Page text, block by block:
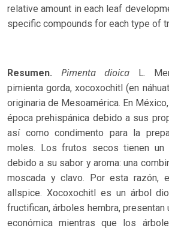
relative amount in each leaf
specific compounds for each type of
Resumen. Pimenta dioica L.
pimienta gorda, xocoxochitl (en
originaria de Mesoamérica. En
época prehispánica debido a sus
así como condimento para la
moles. Los frutos secos tienen un
debido a su sabor y aroma: una
moscada y clavo. Por esta razón,
allspice. Xocoxochitl es un árbol
fructifican, árboles hembra, presentan
económica mientras que los